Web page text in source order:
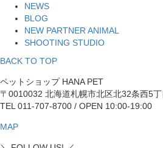
NEWS
BLOG
NEW PARTNER ANIMAL
SHOOTING STUDIO
BACK TO TOP
ペットショップ HANA PET
〒0010032 北海道札幌市北区北32条西5
TEL 011-707-8700 / OPEN 10:00-19:00
MAP